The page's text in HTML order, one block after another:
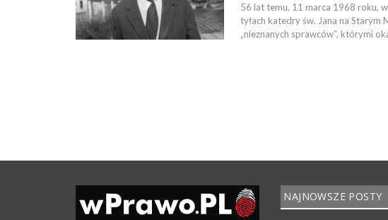
56 lat temu, 11 marca 1968 roku,
tyłach katedry św. Jana na Starym
„nieznanych sprawców”, którymi
NAJNOWSZE POSTY